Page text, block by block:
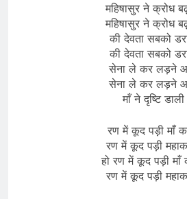
महिषासुर ने क्रोध
महिषासुर ने क्रोध
की देवता सबको
की देवता सबको
सेना ले कर लड़ने
सेना ले कर लड़ने
माँ ने दृष्टि डाली
रण में कूद पड़ी माँ
रण में कूद पड़ी
हो रण में कूद पड़ी माँ
रण में कूद पड़ी